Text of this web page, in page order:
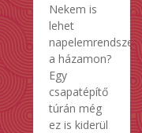
Nekem is
lehet
napelemrendszer
a házamon?
Egy
csapatépítő
túrán még
ez is kiderül